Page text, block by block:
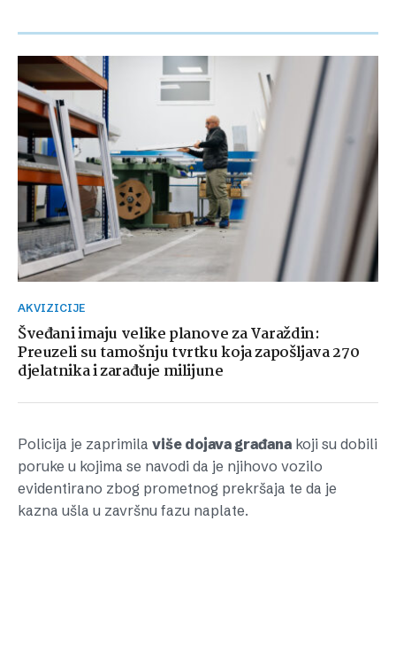
AKVIZICIJE
Šveđani imaju velike planove za Varaždin:
Preuzeli su tamošnju tvrtku koja zapošljava 270
djelatnika i zarađuje milijune
Policija je zaprimila više dojava građana koji su dobili
poruke u kojima se navodi da je njihovo vozilo
evidentirano zbog prometnog prekršaja te da je
kazna ušla u završnu fazu naplate.